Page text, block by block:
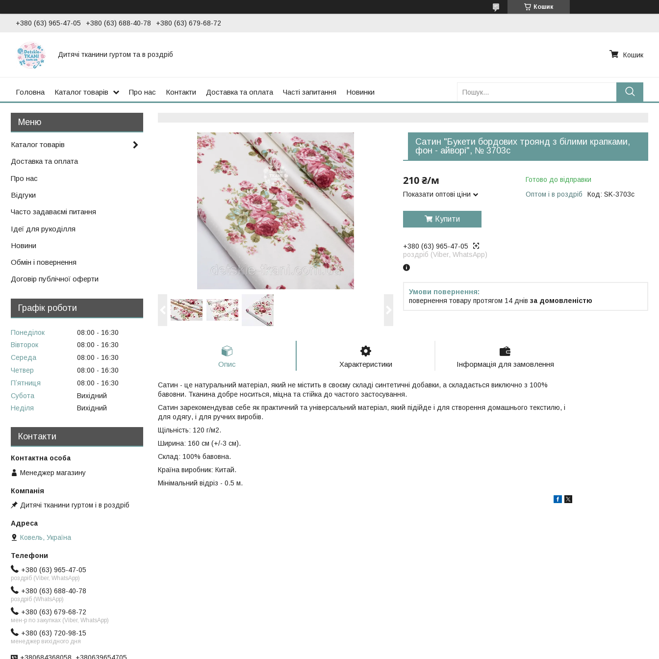
Кошик
+380 (63) 965-47-05 +380 (63) 688-40-78 +380 (63) 679-68-72
Дитячі тканини гуртом та в роздріб Кошик
Головна Каталог товарів Про нас Контакти Доставка та оплата Часті запитання Новинки
Сатин "Букети бордових троянд з білими крапками,
фон - айворі", № 3703с
210 ₴/м
Показати оптові ціни
Готово до відправки
Оптом і в роздріб
Код: SK-3703с
Купити
+380 (63) 965-47-05
роздріб (Viber, WhatsApp)
повернення товару протягом 14 днів за домовленістю
Опис Характеристики Інформація для замовлення
Сатин - це натуральний матеріал, який не містить в своєму складі синтетичні добавки, а складається виключно з 100%
бавовни. Тканина добре носиться, міцна та стійка до частого застосування.
Сатин зарекомендував себе як практичний та універсальний матеріал, який підійде і для створення домашнього текстилю, і
для одягу, і для ручних виробів.
Щільність: 120 г/м2.
Ширина: 160 см (+/-3 см).
Склад: 100% бавовна.
Країна виробник: Китай.
Мінімальний відріз - 0.5 м.
Каталог товарів
Доставка та оплата
Про нас
Відгуки
Часто задаваємі питання
Ідеї для рукоділля
Новини
Обмін і повернення
Договір публічної оферти
Графік роботи
Понеділок 08:00
16:30
Вівторок
08:00
16:30
Середа
08:00
16:30
Четвер
08:00
16:30
Пʼятниця
08:00
16:30
Субота
Вихідний
Неділя
Вихідний
Контакти
Менеджер магазину
Дитячі тканини гуртом і в роздріб
Ковель, Україна
+380 (63) 965-47-05
роздріб (Viber, WhatsApp)
+380 (63) 688-40-78
роздріб (WhatsApp)
+380 (63) 679-68-72
мен-р по закупках (Viber, WhatsApp)
+380 (63) 720-98-15
менеджер вихідного дня